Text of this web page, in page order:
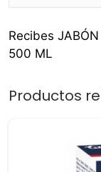
Recibes JABÓN
500 ML
Productos